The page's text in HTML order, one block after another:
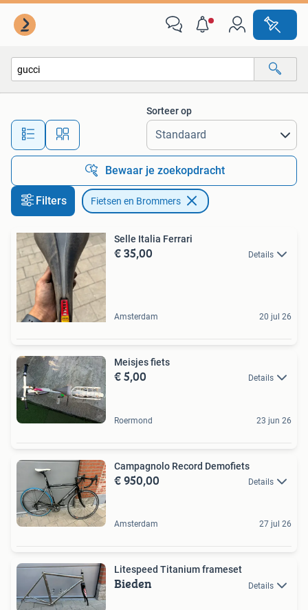
Alle afstanden…
Sorteer op
Bewaar je zoekopdracht
Filters Fietsen en Brommers
Selle Italia Ferrari
€ 35,00 Details
Amsterdam 20 jul 26
Meisjes fiets
€ 5,00 Details
Roermond 23 jun 26
Campagnolo Record Demofiets
€ 950,00 Details
Amsterdam 27 jul 26
Litespeed Titanium frameset
Bieden Details